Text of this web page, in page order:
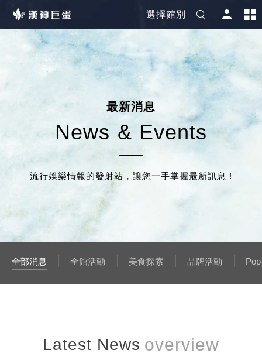
選擇館別
最新消息
News & Events
流行娛樂情報的發射站，讓您一手掌握最新訊息 !
全部消息 全館活動 美食探索 品牌活動
Latest News